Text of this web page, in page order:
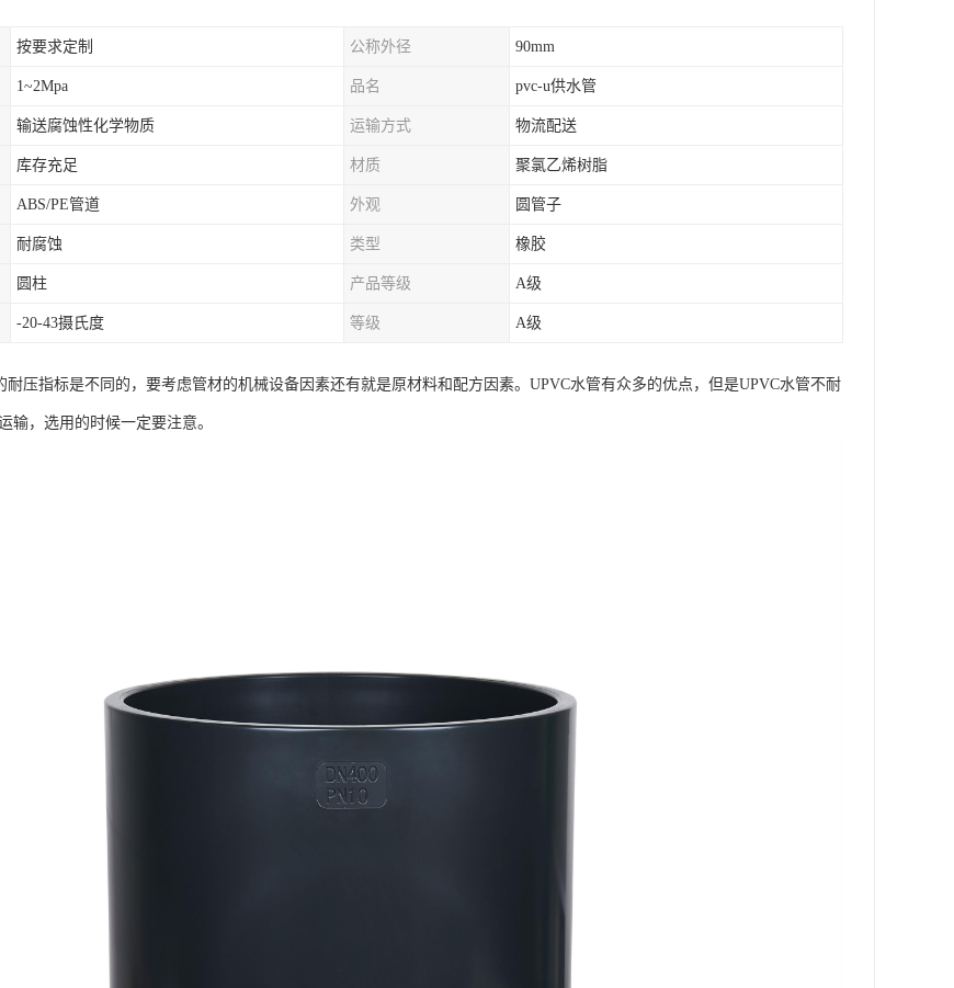
按要求定制 公称外径 90mm
1~2Mpa 品名 pvc-u供水管
输送腐蚀性化学物质 运输方式 物流配送
库存充足 材质 聚氯乙烯树脂
ABS/PE管道 外观 圆管子
耐腐蚀 类型 橡胶
圆柱 产品等级 A级
-20-43摄氏度 等级 A级
耐压指标是不同的，要考虑管材的机械设备因素还有就是原材料和配方因素。UPVC水管有众多的优点，但是UPVC水管不耐
输，选用的时候一定要注意。